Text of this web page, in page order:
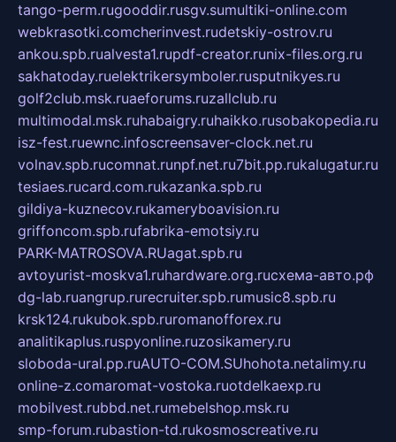
tango-perm.rugooddir.rusgv.sumultiki-online.com
webkrasotki.comcherinvest.rudetskiy-ostrov.ru
ankou.spb.rualvesta1.rupdf-creator.runix-files.org.ru
sakhatoday.ruelektrikersymboler.rusputnikyes.ru
golf2club.msk.ruaeforums.ruzallclub.ru
multimodal.msk.ruhabaigry.ruhaikko.rusobakopedia.ru
isz-fest.ruewnc.infoscreensaver-clock.net.ru
volnav.spb.rucomnat.runpf.net.ru7bit.pp.rukalugatur.ru
tesiaes.rucard.com.rukazanka.spb.ru
gildiya-kuznecov.rukameryboavision.ru
griffoncom.spb.rufabrika-emotsiy.ru
PARK-MATROSOVA.RUagat.spb.ru
avtoyurist-moskva1.ruhardware.org.ruсхема-авто.рф
dg-lab.ruangrup.rurecruiter.spb.rumusic8.spb.ru
krsk124.rukubok.spb.ruromanofforex.ru
analitikaplus.ruspyonline.ruzosikamery.ru
sloboda-ural.pp.ruAUTO-COM.SUhohota.netalimy.ru
online-z.comaromat-vostoka.ruotdelkaexp.ru
mobilvest.rubbd.net.rumebelshop.msk.ru
smp-forum.rubastion-td.rukosmoscreative.ru